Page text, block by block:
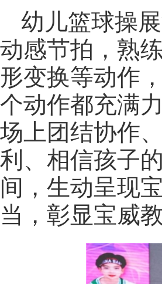
幼儿篮球操
动感节拍，熟
形变换等动作
个动作都充满
场上团结协作
利、相信孩子
间，生动呈现
当，彰显宝威